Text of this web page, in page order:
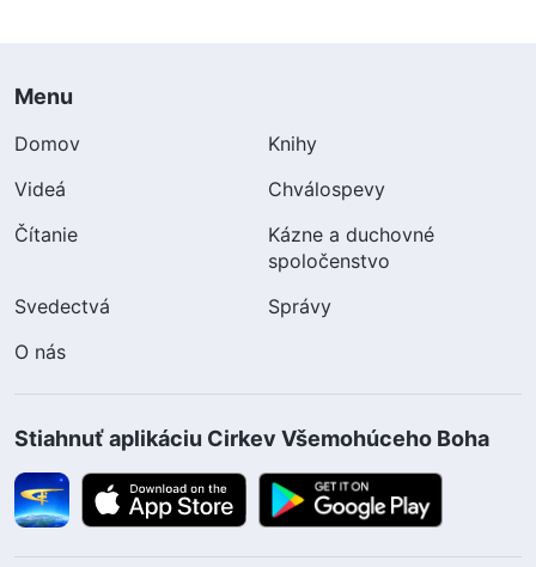
Menu
Domov
Knihy
Videá
Chválospevy
Čítanie
Kázne a duchovné
spoločenstvo
Svedectvá
Správy
O nás
Stiahnuť aplikáciu Cirkev Všemohúceho Boha